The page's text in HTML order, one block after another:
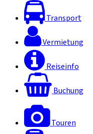
Transport
Vermietung
Reiseinfo
Buchung
Touren